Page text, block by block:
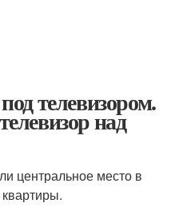
телевизором.
над
центральное место в